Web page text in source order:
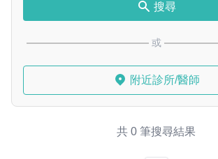
搜尋
或
附近診所/醫師
共 0 筆搜尋結果